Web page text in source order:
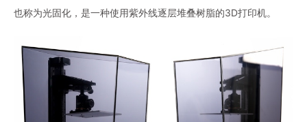
也称为光固化，是一种使用紫外线逐层堆叠树脂的3D打印机。